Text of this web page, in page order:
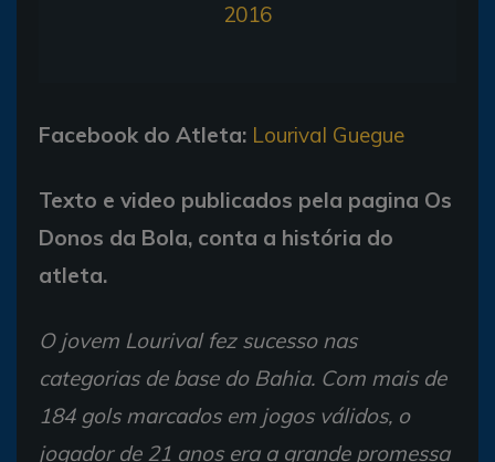
2016
Facebook do Atleta: Lourival Guegue
Texto e video publicados pela pagina Os
Donos da Bola, conta a história do
atleta.
O jovem Lourival fez sucesso nas
categorias de base do Bahia. Com mais de
184 gols marcados em jogos válidos, o
jogador de 21 anos era a grande promessa